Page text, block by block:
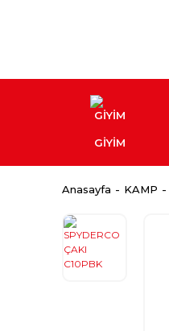
GİYİM
Anasayfa KAMP